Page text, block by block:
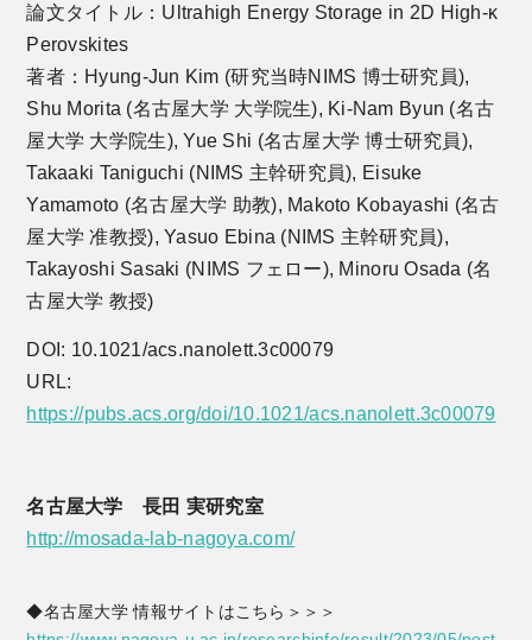
論文タイトル：Ultrahigh Energy Storage in 2D High-κ
Perovskites
著者：Hyung-Jun Kim (研究当時NIMS 博士研究員),
Shu Morita (名古屋大学 大学院生), Ki-Nam Byun (名古
屋大学 大学院生), Yue Shi (名古屋大学 博士研究員),
Takaaki Taniguchi (NIMS 主幹研究員), Eisuke
Yamamoto (名古屋大学 助教), Makoto Kobayashi (名古
屋大学 准教授), Yasuo Ebina (NIMS 主幹研究員),
Takayoshi Sasaki (NIMS フェロー), Minoru Osada (名
古屋大学 教授)
DOI: 10.1021/acs.nanolett.3c00079
URL:
https://pubs.acs.org/doi/10.1021/acs.nanolett.3c00079
名古屋大学 長田 実研究室
http://mosada-lab-nagoya.com/
◆名古屋大学 情報サイトはこちら＞＞＞